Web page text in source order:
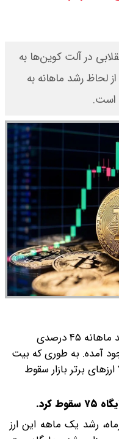
را از دست می
چقدر تمام می شود؟
یک ادعا: برخی مالکان اجاره بها را ۶۰
می دهند
انقلابی در آلت کوین‌ها به
لحاظ رشد ماهانه به
با رشد ماهانه ۴۵ درصدی
آمده. به طوری که بیت
کوین از لحاظ رشد ماهانه به رتبه ۷۵ ارزهای برتر بازار سقوط
کرد.
رشد یک ماهه این ارز